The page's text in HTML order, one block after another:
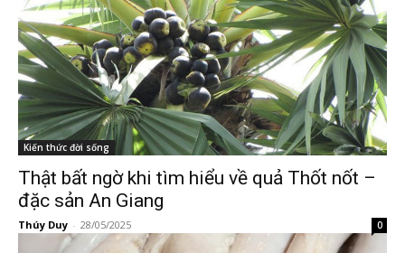
Kiến thức đời sống
Thật bất ngờ khi tìm hiểu về quả Thốt nốt –
đặc sản An Giang
Thúy Duy - 28/05/2025 0